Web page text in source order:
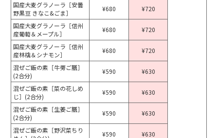
国産大麦グラノーラ［安曇
野黒豆 きなこ&ごま］
¥680 ¥720
国産大麦グラノーラ［信州
産葡萄＆メープル］
¥680 ¥720
国産大麦グラノーラ［信州
産林檎＆シナモン］
¥680 ¥720
混ぜご飯の素［牛蒡ご膳］
(2合分)
¥590 ¥630
混ぜご飯の素［菜の花しめ
じ］(2合分)
¥590 ¥630
混ぜご飯の素［生姜ご膳］
(2合分)
¥590 ¥630
混ぜご飯の素［野沢菜ちり
¥590 ¥630